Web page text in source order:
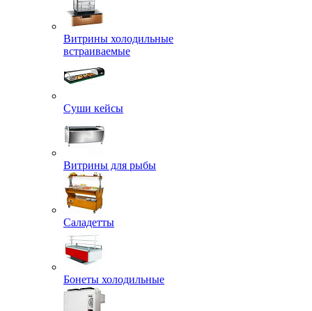
Витрины холодильные
встраиваемые
Суши кейсы
Витрины для рыбы
Саладетты
Бонеты холодильные